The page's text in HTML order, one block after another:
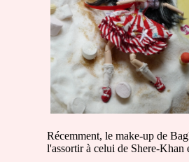
Récemment, le make-up de
l'assortir à celui de Shere-Khan